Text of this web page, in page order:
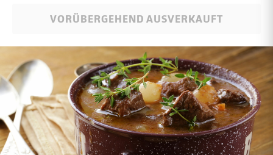
VORÜBERGEHEND AUSVERKAUFT